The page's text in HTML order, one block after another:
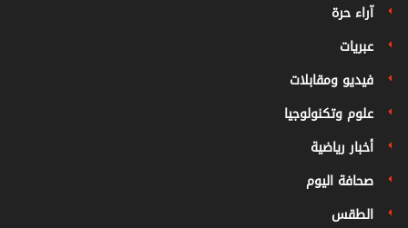
آراء حرة
عبريات
فيديو ومقابلات
علوم وتكنولوجيا
أخبار رياضية
صحافة اليوم
الطقس